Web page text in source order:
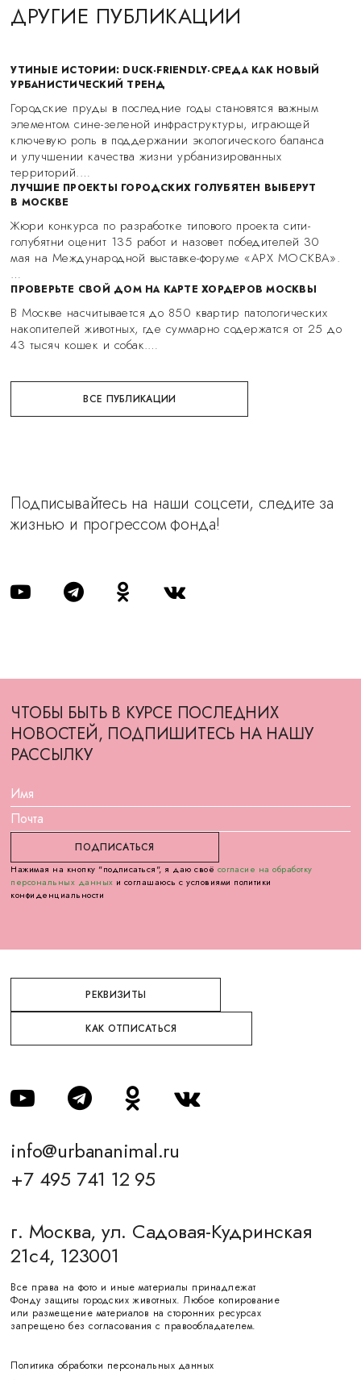
ДРУГИЕ ПУБЛИКАЦИИ
УТИНЫЕ ИСТОРИИ: DUCK-FRIENDLY-СРЕДА КАК НОВЫЙ
УРБАНИСТИЧЕСКИЙ ТРЕНД
Городские пруды в последние годы становятся важным
элементом сине-зеленой инфраструктуры, играющей
ключевую роль в поддержании экологического баланса
и улучшении качества жизни урбанизированных
территорий.…
ЛУЧШИЕ ПРОЕКТЫ ГОРОДСКИХ ГОЛУБЯТЕН ВЫБЕРУТ
В МОСКВЕ
Жюри конкурса по разработке типового проекта сити-
голубятни оценит 135 работ и назовет победителей 30
мая на Международной выставке-форуме «АРХ МОСКВА».
…
ПРОВЕРЬТЕ СВОЙ ДОМ НА КАРТЕ ХОРДЕРОВ МОСКВЫ
В Москве насчитывается до 850 квартир патологических
накопителей животных, где суммарно содержатся от 25 до
43 тысяч кошек и собак.…
ВСЕ ПУБЛИКАЦИИ
Подписывайтесь на наши соцсети, следите за
жизнью и прогрессом фонда!
ЧТОБЫ БЫТЬ В КУРСЕ ПОСЛЕДНИХ
НОВОСТЕЙ, ПОДПИШИТЕСЬ НА НАШУ
РАССЫЛКУ
Нажимая на кнопку "подписаться", я даю своё согласие на обработку
персональных данных и соглашаюсь с условиями политики
конфиденциальности
РЕКВИЗИТЫ
КАК ОТПИСАТЬСЯ
info@urbananimal.ru
+7 495 741 12 95
г. Москва, ул. Садовая-Кудринская
21с4, 123001
Все права на фото и иные материалы принадлежат
Фонду защиты городских животных. Любое копирование
или размещение материалов на сторонних ресурсах
запрещено без согласования с правообладателем.
Политика обработки персональных данных